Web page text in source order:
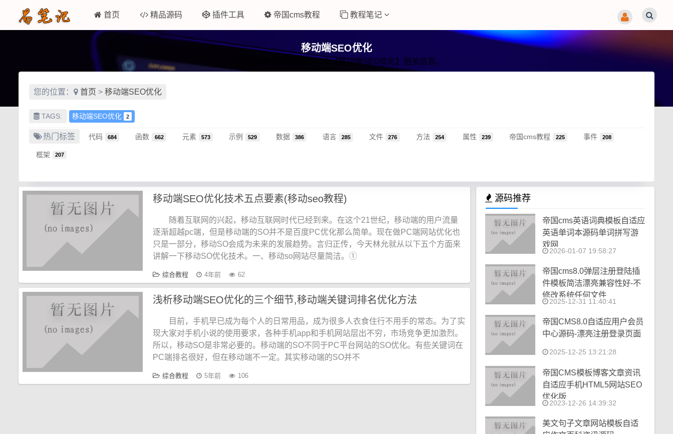
首页 精品源码 插件工具 帝国cms教程 教程笔记
移动端SEO优化
以下是易笔记为您找到的2个【移动端SEO优化】相关信息。
您的位置： 首页 > 移动端SEO优化
TAGS: 移动端SEO优化 2
热门标签 代码 684 函数 662 元素 573 示例 529 数据 386 语言 285 文件 276 方法 254 属性 239 帝国cms教程 225 事件 208
框架 207
移动端SEO优化技术五点要素(移动seo教程)
随着互联网的兴起，移动互联网时代已经到来。在这个21世纪，移动端的用户流量
逐渐超越pc端，但是移动端的SO并不是百度PC优化那么简单。现在做PC端网站优化也
只是一部分，移动SO会成为未来的发展趋势。言归正传，今天林允就从以下五个方面来
讲解一下移动SO优化技术。一、移动so网站尽量简洁。①
综合教程 4年前 62
浅析移动端SEO优化的三个细节,移动端关键词排名优化方法
目前，手机早已成为每个人的日常用品，成为很多人衣食住行不用手的常态。为了实
现大家对手机小说的使用要求，各种手机app和手机网站层出不穷，市场竞争更加激烈。
所以，移动SO是非常必要的。移动端的SO不同于PC平台网站的SO优化。有些关键词在
PC端排名很好，但在移动端不一定。其实移动端的SO并不
综合教程 5年前 106
源码推荐
帝国cms英语词典模板自适应
英语单词本源码单词拼写游
戏网
2026-01-07 19:58:27
帝国cms8.0弹层注册登陆插
件模板简洁漂亮兼容性好-不
修改系统任何文件
2025-12-31 11:40:41
帝国CMS8.0自适应用户会员
中心源码-漂亮注册登录页面
2025-12-25 13:21:28
帝国CMS模板博客文章资讯
自适应手机HTML5网站SEO
优化版
2023-12-26 14:39:32
美文句子文章网站模板自适